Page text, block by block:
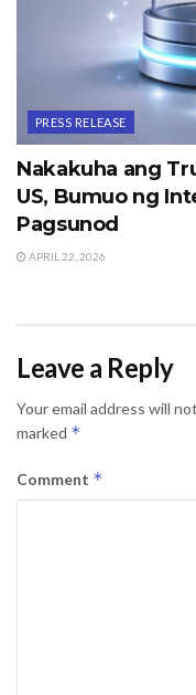
PRESS RELEASE
Nakakuha ang
US, Bumuo ng
Pagsunod
APRIL 22, 2026
Leave a Reply
Your email address will
marked *
Comment *